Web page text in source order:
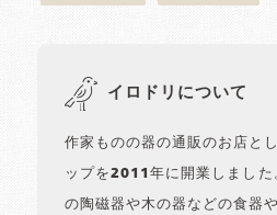
イロドリについて
作家ものの器の通販のお店と
ップを2011年に開業しまし
の陶磁器や木の器などの食器